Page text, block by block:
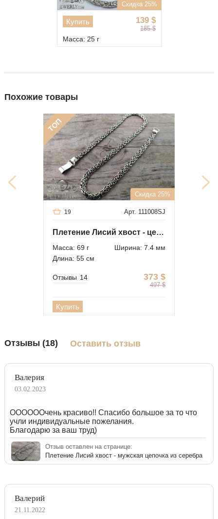
Скидка 25%
139 $
185 $
Купить
Масса: 25 г
Похожие товары
ТОП
Скидка 25%
Арт. 111008SJ
19
Плетение Лисий хвост - цепочка из серебра
Масса: 69 г
Ширина: 7.4 мм
Длина: 55 см
373 $
497 $
Отзывы 14
Купить
Отзывы (18) Оставить отзыв
Валерия
03.02.2023
ООООООчень красиво!! Спасибо большое за то что
учли индивидуальные пожелания.
Благодарю за ваш труд)
Отзыв оставлен на странице:
Плетение Лисий хвост - мужская цепочка из серебра
Валерий
21.11.2022